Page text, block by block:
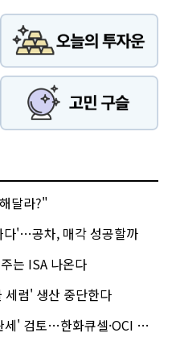
달라?"
다'…공차, 매각 성공할까
는 ISA 나온다
세럼' 생산 중단한다
토…한화큐셀·OCI 영향은?